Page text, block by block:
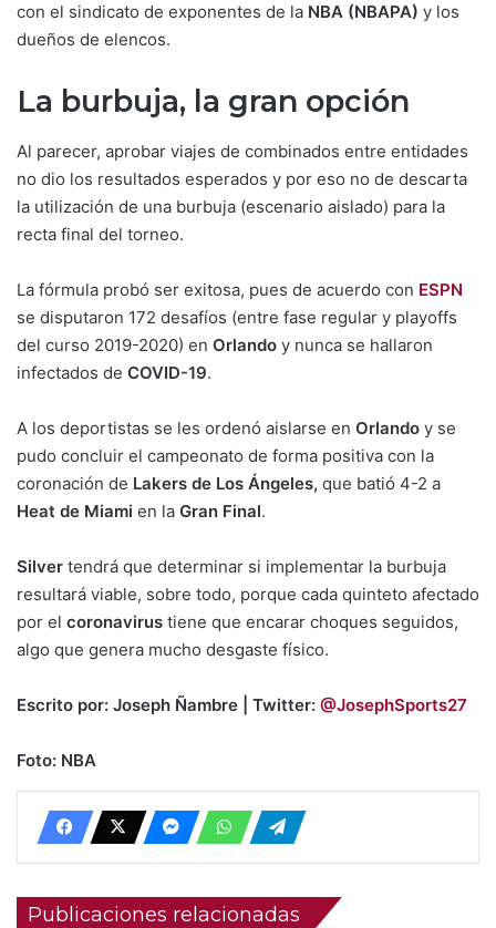
con el sindicato de exponentes de la NBA (NBAPA) y los
dueños de elencos.
La burbuja, la gran opción
Al parecer, aprobar viajes de combinados entre entidades
no dio los resultados esperados y por eso no de descarta
la utilización de una burbuja (escenario aislado) para la
recta final del torneo.
La fórmula probó ser exitosa, pues de acuerdo con ESPN
se disputaron 172 desafíos (entre fase regular y playoffs
del curso 2019-2020) en Orlando y nunca se hallaron
infectados de COVID-19.
A los deportistas se les ordenó aislarse en Orlando y se
pudo concluir el campeonato de forma positiva con la
coronación de Lakers de Los Ángeles, que batió 4-2 a
Heat de Miami en la Gran Final.
Silver tendrá que determinar si implementar la burbuja
resultará viable, sobre todo, porque cada quinteto afectado
por el coronavirus tiene que encarar choques seguidos,
algo que genera mucho desgaste físico.
Escrito por: Joseph Ñambre | Twitter: @JosephSports27
Foto: NBA
Publicaciones relacionadas